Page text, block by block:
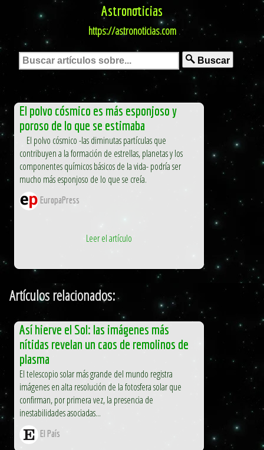
Astronoticias
https://astronoticias.com
Buscar
El polvo cósmico es más esponjoso y
poroso de lo que se estimaba
El polvo cósmico -las diminutas partículas que
contribuyen a la formación de estrellas, planetas y los
componentes químicos básicos de la vida- podría ser
mucho más esponjoso de lo que se creía.
EuropaPress
Leer el artículo
Artículos relacionados:
Así hierve el Sol: las imágenes más
nítidas revelan un caos de remolinos de
plasma
El telescopio solar más grande del mundo registra
imágenes en alta resolución de la fotosfera solar que
confirman, por primera vez, la presencia de
inestabilidades asociadas...
El País